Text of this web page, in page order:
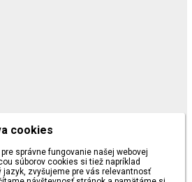
cookies
správne fungovanie našej webovej
súborov cookies si tiež napríklad
jazyk, zvyšujeme pre vás relevantnosť